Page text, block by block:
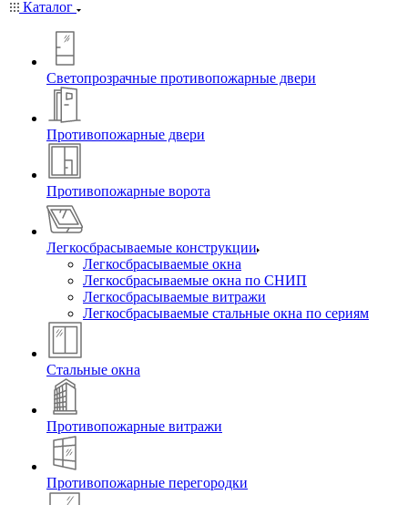
Каталог
Светопрозрачные противопожарные двери
Противопожарные двери
Противопожарные ворота
Легкосбрасываемые конструкции
Легкосбрасываемые окна
Легкосбрасываемые окна по СНИП
Легкосбрасываемые витражи
Легкосбрасываемые стальные окна по сериям
Стальные окна
Противопожарные витражи
Противопожарные перегородки